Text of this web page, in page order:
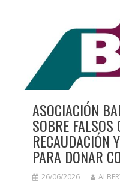
ASOCIACIÓN
SOBRE FALSOS
RECAUDACIÓN
PARA DONAR
26/06/2026